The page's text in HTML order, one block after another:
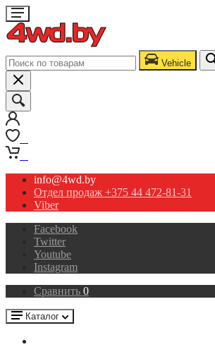
Vehicle
info@4wd.by
Отдел продаж +375 44 472-81-31
Viber
Facebook
Twitter
Youtube
Instagram
Сравнить 0
Каталог